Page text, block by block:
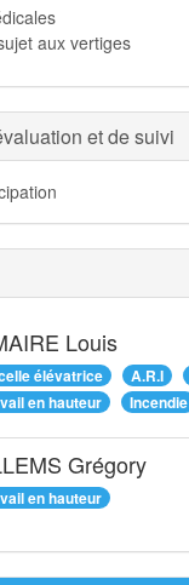
aux vertiges
et de suivi
Louis
élévatrice A.R.I
en hauteur
Incendie
Grégory
en hauteur